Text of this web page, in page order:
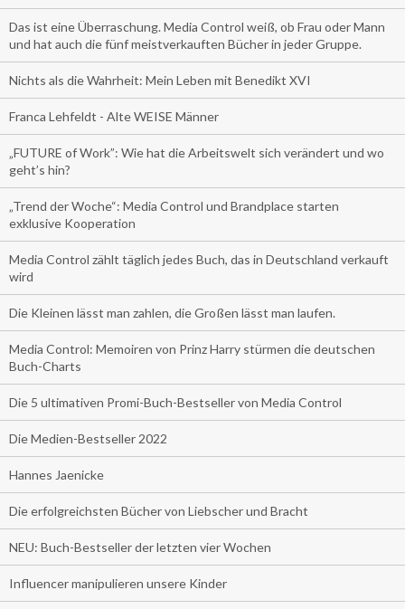
Das ist eine Überraschung. Media Control weiß, ob Frau oder Mann
und hat auch die fünf meistverkauften Bücher in jeder Gruppe.
Nichts als die Wahrheit: Mein Leben mit Benedikt XVI
Franca Lehfeldt - Alte WEISE Männer
„FUTURE of Work”: Wie hat die Arbeitswelt sich verändert und wo
geht’s hin?
„Trend der Woche“: Media Control und Brandplace starten
exklusive Kooperation
Media Control zählt täglich jedes Buch, das in Deutschland verkauft
wird
Die Kleinen lässt man zahlen, die Großen lässt man laufen.
Media Control: Memoiren von Prinz Harry stürmen die deutschen
Buch-Charts
Die 5 ultimativen Promi-Buch-Bestseller von Media Control
Die Medien-Bestseller 2022
Hannes Jaenicke
Die erfolgreichsten Bücher von Liebscher und Bracht
NEU: Buch-Bestseller der letzten vier Wochen
Influencer manipulieren unsere Kinder